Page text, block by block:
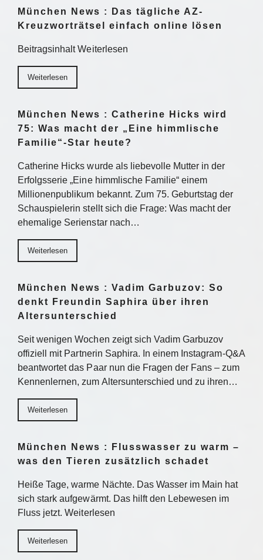
München News : Das tägliche AZ-
Kreuzworträtsel einfach online lösen
Beitragsinhalt Weiterlesen
Weiterlesen
München News : Catherine Hicks wird
75: Was macht der „Eine himmlische
Familie“-Star heute?
Catherine Hicks wurde als liebevolle Mutter in der
Erfolgsserie „Eine himmlische Familie“ einem
Millionenpublikum bekannt. Zum 75. Geburtstag der
Schauspielerin stellt sich die Frage: Was macht der
ehemalige Serienstar nach…
Weiterlesen
München News : Vadim Garbuzov: So
denkt Freundin Saphira über ihren
Altersunterschied
Seit wenigen Wochen zeigt sich Vadim Garbuzov
offiziell mit Partnerin Saphira. In einem Instagram-Q&A
beantwortet das Paar nun die Fragen der Fans – zum
Kennenlernen, zum Altersunterschied und zu ihren…
Weiterlesen
München News : Flusswasser zu warm –
was den Tieren zusätzlich schadet
Heiße Tage, warme Nächte. Das Wasser im Main hat
sich stark aufgewärmt. Das hilft den Lebewesen im
Fluss jetzt. Weiterlesen
Weiterlesen